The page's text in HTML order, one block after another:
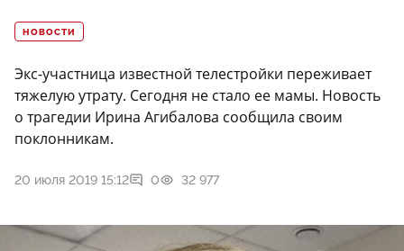
НОВОСТИ
Экс-участница известной телестройки переживает
тяжелую утрату. Сегодня не стало ее мамы. Новость
о трагедии Ирина Агибалова сообщила своим
поклонникам.
20 июля 2019 15:12 0 32 977